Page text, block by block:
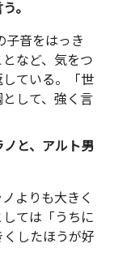
。
子音をはっき
など、気をつ
ている。「世
して、強く言
と、アルト男
よりも大きく
ては「うちに
したほうが好